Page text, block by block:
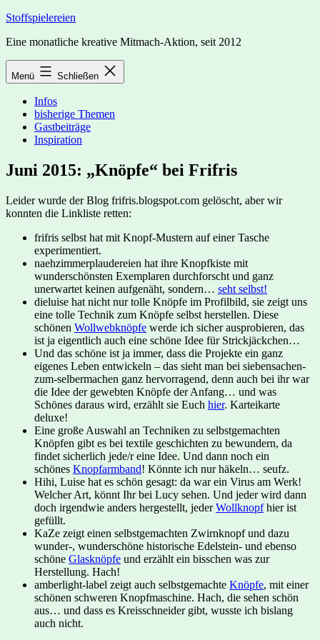
Zum
springen
Stoffspielereien
Eine monatliche kreative Mitmach-Aktion, seit 2012
Menü Schließen
Infos
bisherige Themen
Gastbeiträge
Inspiration
Juni 2015: „Knöpfe“ bei Frifris
Leider wurde der Blog frifris.blogspot.com gelöscht, aber wir
konnten die Linkliste retten:
frifris selbst hat mit Knopf-Mustern auf einer Tasche
experimentiert.
naehzimmerplaudereien hat ihre Knopfkiste mit
wunderschönsten Exemplaren durchforscht und ganz
unerwartet keinen aufgenäht, sondern… seht selbst!
dieluise hat nicht nur tolle Knöpfe im Profilbild, sie zeigt uns
eine tolle Technik zum Knöpfe selbst herstellen. Diese
schönen Wollwebknöpfe werde ich sicher ausprobieren, das
ist ja eigentlich auch eine schöne Idee für Strickjäckchen…
Und das schöne ist ja immer, dass die Projekte ein ganz
eigenes Leben entwickeln – das sieht man bei siebensachen-
zum-selbermachen ganz hervorragend, denn auch bei ihr war
die Idee der gewebten Knöpfe der Anfang… und was
Schönes daraus wird, erzählt sie Euch hier. Karteikarte
deluxe!
Eine große Auswahl an Techniken zu selbstgemachten
Knöpfen gibt es bei textile geschichten zu bewundern, da
findet sicherlich jede/r eine Idee. Und dann noch ein
schönes Knopfarmband! Könnte ich nur häkeln… seufz.
Hihi, Luise hat es schön gesagt: da war ein Virus am Werk!
Welcher Art, könnt Ihr bei Lucy sehen. Und jeder wird dann
doch irgendwie anders hergestellt, jederWollknopfhier ist
gefüllt.
KaZe zeigt einen selbstgemachten Zwirnknopf und dazu
wunder-, wunderschöne historische Edelstein- und ebenso
schöne Glasknöpfe und erzählt ein bisschen was zur
Herstellung. Hach!
amberlight-label zeigt auch selbstgemachte Knöpfe, mit einer
schönen schweren Knopfmaschine. Hach, die sehen schön
aus… und dass es Kreisschneider gibt, wusste ich bislang
auch nicht.